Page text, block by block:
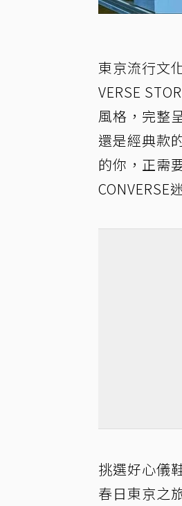
東京流行文
VERSE
風格，完整
還是經典款
的你，正需
CONVERSE
挑選好心儀
春日東京之